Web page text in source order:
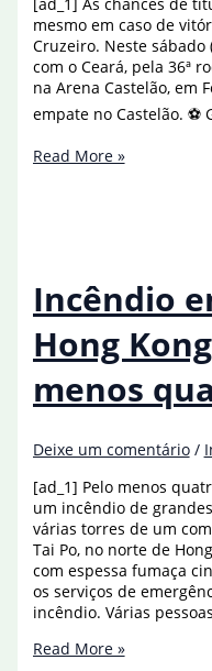
mesmo em caso de
Cruzeiro. Neste sábado
com o Ceará, pela 36ª
na Arena Castelão, em
empate no Castelão. ⚽
Cruzeiro
briga
pelo
título
do
Brasileirão
Read More »
Incêndio
Hong
menos
Deixe um comentário /
[ad_1] Pelo menos
um incêndio de
várias torres de um
Tai Po, no norte de
com espessa fumaça
os serviços de
incêndio. Várias
Incêndio
Read More »